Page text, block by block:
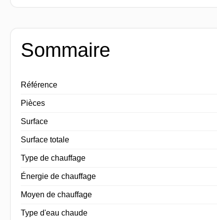
Sommaire
Référence
Pièces
Surface
Surface totale
Type de chauffage
Énergie de chauffage
Moyen de chauffage
Type d'eau chaude